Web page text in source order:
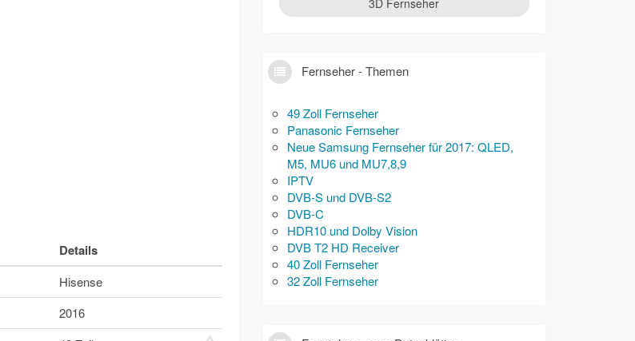
Details
Hisense
2016
3D Fernseher
Fernseher - Themen
49 Zoll Fernseher
Panasonic Fernseher
Neue Samsung Fernseher für 2017: QLED,
M5, MU6 und MU7,8,9
IPTV
DVB-S und DVB-S2
DVB-C
HDR10 und Dolby Vision
DVB T2 HD Receiver
40 Zoll Fernseher
32 Zoll Fernseher